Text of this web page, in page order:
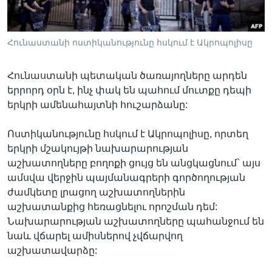
Լեզուներ
Հունաստանի ոստիկանությունը հսկում է Ակրոպոլիսը
Հունաստանի պետական ծառայողները արդեն
երրորդ օրն է, ինչ փակ են պահում մուտքը դեպի
երկրի ամենահայտնի հուշարձանը:
Ոստիկանությունը հսկում է Ակրոպոլիսը, որտեղ
երկրի մշակույթի նախարարության
աշխատողները բողոքի ցույց են անցկացնում` այս
ամսվա վերջին պայմանագրերի գործողության
ժամկետը լրացող աշխատողներին
աշխատանքից հեռացնելու որոշման դեմ:
Նախարարության աշխատողները պահանջում են
նաև վճարել ամիսներով չվճարվող
աշխատավարձը: